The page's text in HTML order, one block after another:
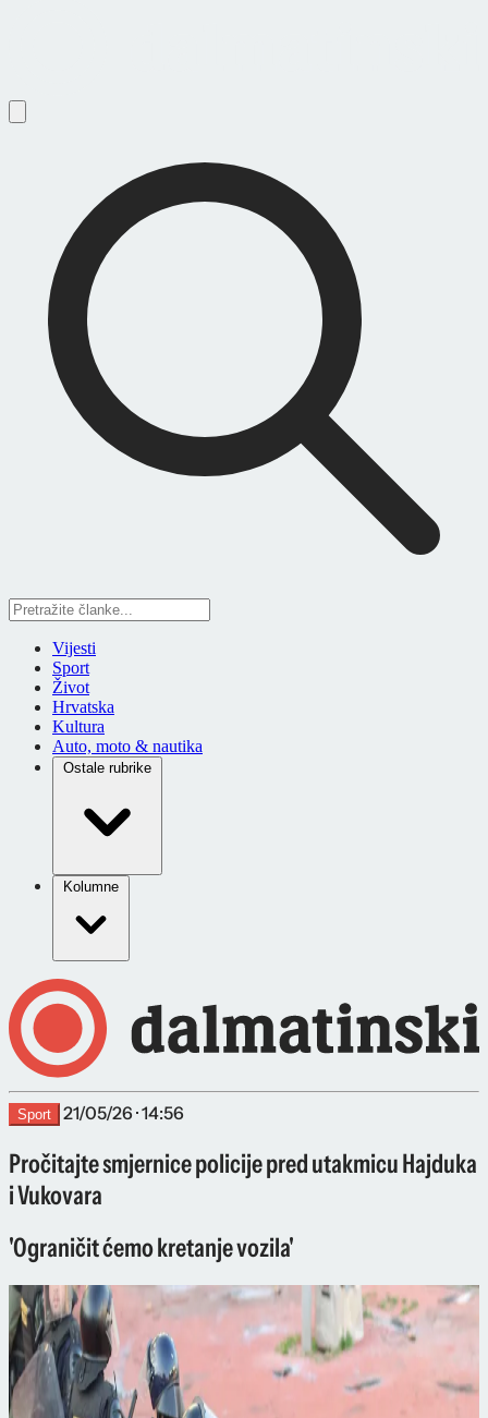
Vijesti
Sport
Život
Hrvatska
Kultura
Auto, moto & nautika
Ostale rubrike
Kolumne
Sport 21/05/26 · 14:56
Pročitajte smjernice policije pred utakmicu Hajduka
i Vukovara
'Ograničit ćemo kretanje vozila'